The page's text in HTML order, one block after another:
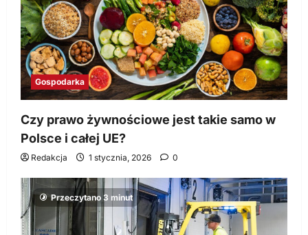
Gospodarka
Czy prawo żywnościowe jest takie samo w
Polsce i całej UE?
Redakcja 1 stycznia, 2026 0
Przeczytano 3 minut